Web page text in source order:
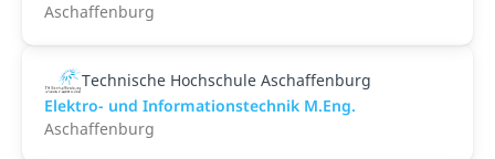
Aschaffenburg
Technische Hochschule Aschaffenburg
Elektro- und Informationstechnik M.Eng.
Aschaffenburg